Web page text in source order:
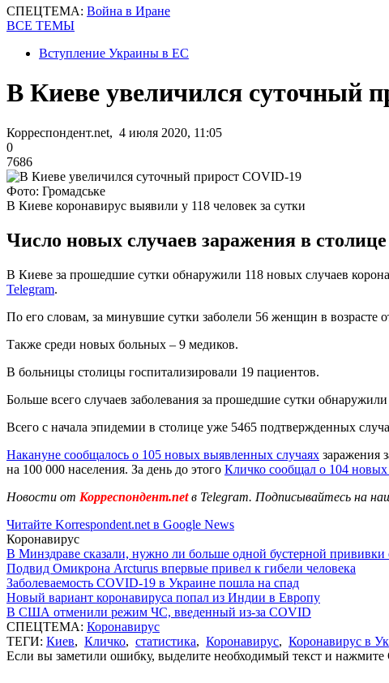
СПЕЦТЕМА: Война в Иране
ВСЕ ТЕМЫ
Вступление Украины в ЕС
В Киеве увеличился суточный
Корреспондент.net, 4 июля 2020, 11:05
0
7686
Фото: Громадське
В Киеве коронавирус выявили у 118 человек за сутки
Число новых случаев заражения в
В Киеве за прошедшие сутки обнаружили 118 новых случаев
Telegram.
По его словам, за минувшие сутки заболели 56 женщин в возрасте
Также среди новых больных – 9 медиков.
В больницы столицы госпитализировали 19 пациентов.
Больше всего случаев заболевания за прошедшие сутки
Всего с начала эпидемии в столице уже 5465 подтвержденных
Накануне сообщалось о 105 новых выявленных случаях заражения
на 100 000 населения. За день до этого Кличко сообщал о 104 новых
Новости от Корреспондент.netв Telegram. Подписывайтесь на
Читайте Korrespondent.net в Google News
Коронавирус
В Минздраве сказали, нужно ли больше одной бустерной
Подвид Омикрона Arcturus впервые привел к гибели человека
Заболеваемость COVID-19 в Украине пошла на спад
Новый вариант коронавируса попал из Индии в Европу
В США отменили режим ЧС, введенный из-за COVID
СПЕЦТЕМА: Коронавирус
ТЕГИ: Киев, Кличко, статистика, Коронавирус, Коронавирус в
Если вы заметили ошибку, выделите необходимый текст и